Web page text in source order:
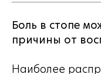
Боль в стопе
причины от
Наиболее